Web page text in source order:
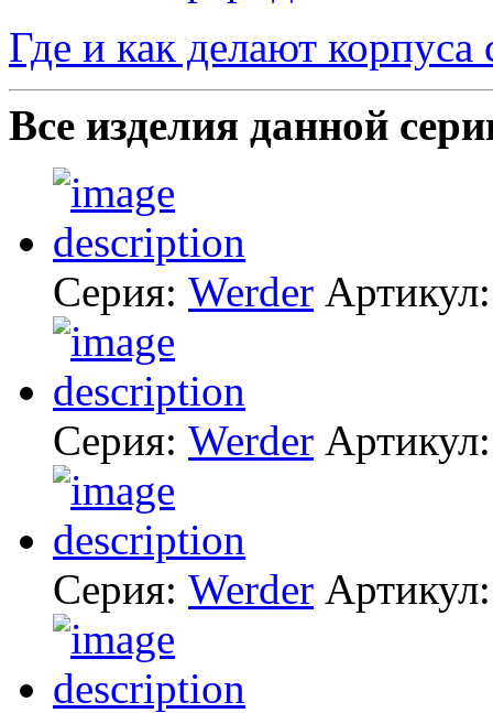
Где и как делают корпуса
Все изделия данной
Серия: Werder
Серия: Werder
Серия: Werder